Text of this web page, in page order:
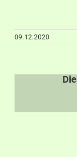
Kontakt
09.12.2020